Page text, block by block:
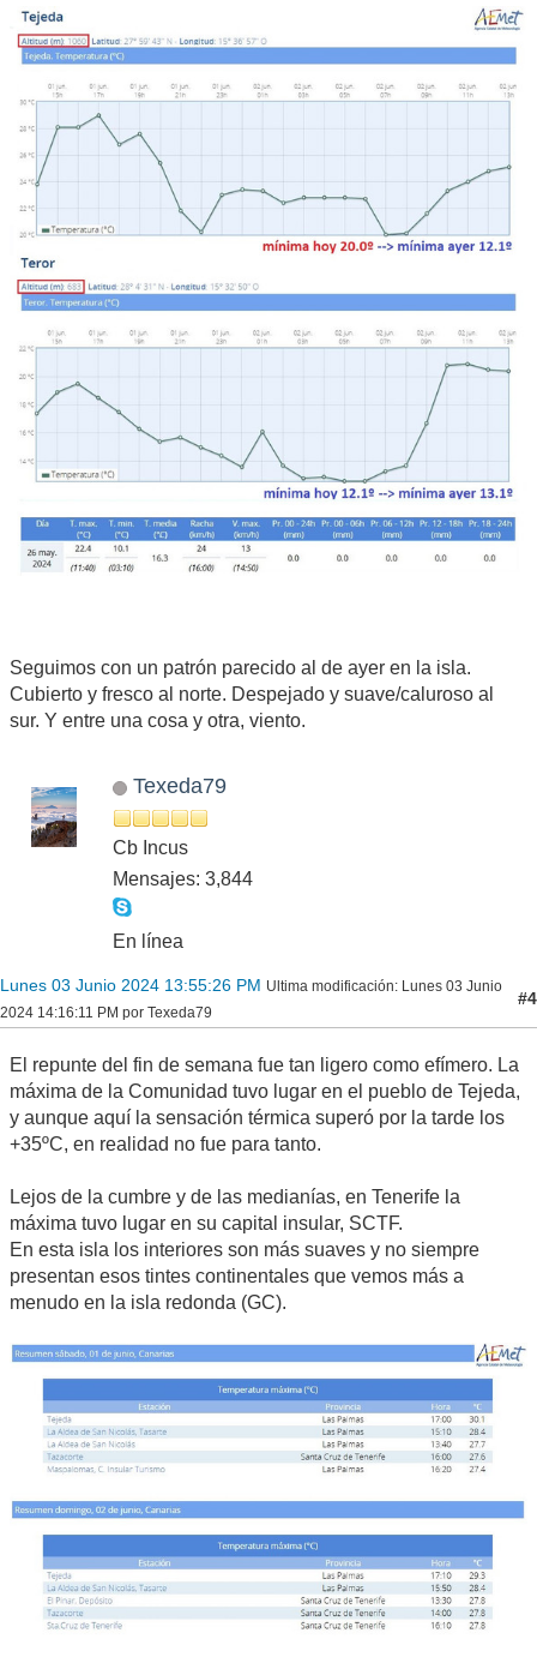
Seguimos con un patrón parecido al de ayer en la isla.
Cubierto y fresco al norte. Despejado y suave/caluroso al
sur. Y entre una cosa y otra, viento.
Texeda79
Cb Incus
Mensajes: 3,844
En línea
Lunes 03 Junio 2024 13:55:26 PM Ultima modificación: Lunes 03 Junio
2024 14:16:11 PM por Texeda79
#4
El repunte del fin de semana fue tan ligero como efímero. La
máxima de la Comunidad tuvo lugar en el pueblo de Tejeda,
y aunque aquí la sensación térmica superó por la tarde los
+35ºC, en realidad no fue para tanto.
Lejos de la cumbre y de las medianías, en Tenerife la
máxima tuvo lugar en su capital insular, SCTF.
En esta isla los interiores son más suaves y no siempre
presentan esos tintes continentales que vemos más a
menudo en la isla redonda (GC).